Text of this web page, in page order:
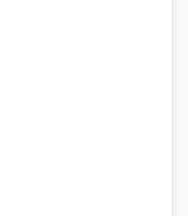
Leitung,